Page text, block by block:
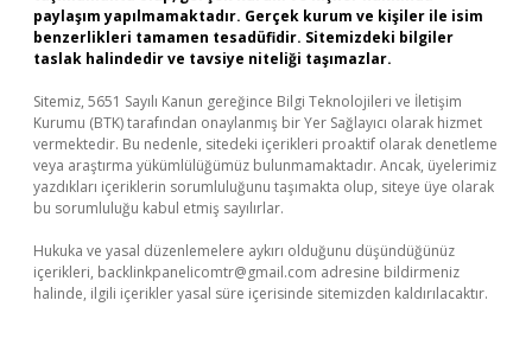
paylaşım yapılmamaktadır. Gerçek kurum ve kişiler ile isim
benzerlikleri tamamen tesadüfidir. Sitemizdeki bilgiler
taslak halindedir ve tavsiye niteliği taşımazlar.
Sitemiz, 5651 Sayılı Kanun gereğince Bilgi Teknolojileri ve İletişim
Kurumu (BTK) tarafından onaylanmış bir Yer Sağlayıcı olarak hizmet
vermektedir. Bu nedenle, sitedeki içerikleri proaktif olarak denetleme
veya araştırma yükümlülüğümüz bulunmamaktadır. Ancak, üyelerimiz
yazdıkları içeriklerin sorumluluğunu taşımakta olup, siteye üye olarak
bu sorumluluğu kabul etmiş sayılırlar.
Hukuka ve yasal düzenlemelere aykırı olduğunu düşündüğünüz
içerikleri, backlinkpanelicomtr@gmail.com adresine bildirmeniz
halinde, ilgili içerikler yasal süre içerisinde sitemizden kaldırılacaktır.